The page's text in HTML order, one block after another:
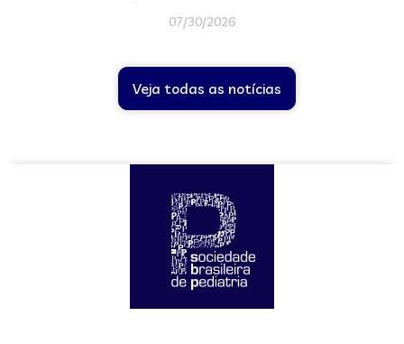
07/30/2026
Veja todas as notícias